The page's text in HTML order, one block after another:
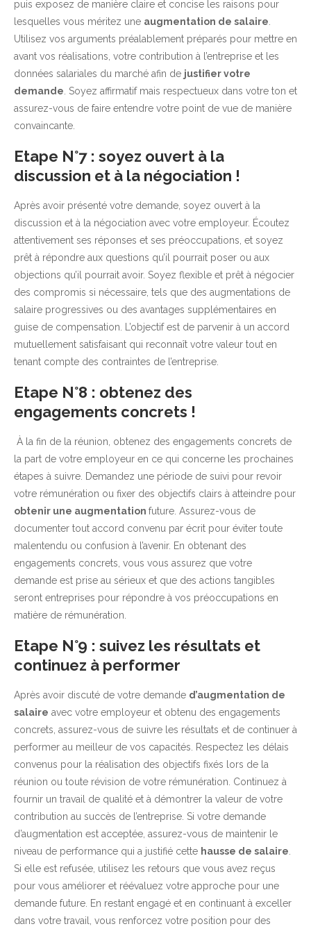
puis exposez de manière claire et concise les raisons pour
lesquelles vous méritez une augmentation de salaire
Utilisez vos arguments préalablement préparés pour mettre en
avant vos réalisations, votre contribution à l’entreprise et les
données salariales du marché afin de justifier votre
demande . Soyez affirmatif mais respectueux dans votre ton et
assurez-vous de faire entendre votre point de vue de manière
convaincante.
Etape N°7 : soyez ouvert à la
discussion et à la négociation !
Après avoir présenté votre demande, soyez ouvert à la
discussion et à la négociation avec votre employeur. Écoutez
attentivement ses réponses et ses préoccupations, et soyez
prêt à répondre aux questions qu’il pourrait poser ou aux
objections qu’il pourrait avoir. Soyez flexible et prêt à négocier
des compromis si nécessaire, tels que des augmentations de
salaire progressives ou des avantages supplémentaires en
guise de compensation. L’objectif est de parvenir à un accord
mutuellement satisfaisant qui reconnaît votre valeur tout en
tenant compte des contraintes de l’entreprise.
Etape N°8 : obtenez des
engagements concrets !
À la fin de la réunion, obtenez des engagements concrets de
la part de votre employeur en ce qui concerne les prochaines
étapes à suivre. Demandez une période de suivi pour revoir
votre rémunération ou fixer des objectifs clairs à atteindre pour
obtenir une augmentation future. Assurez-vous de
documenter tout accord convenu par écrit pour éviter toute
malentendu ou confusion à l’avenir. En obtenant des
engagements concrets, vous vous assurez que votre
demande est prise au sérieux et que des actions tangibles
seront entreprises pour répondre à vos préoccupations en
matière de rémunération.
Etape N°9 : suivez les résultats et
continuez à performer
Après avoir discuté de votre demande d’augmentation de
salaire avec votre employeur et obtenu des engagements
concrets, assurez-vous de suivre les résultats et de continuer à
performer au meilleur de vos capacités. Respectez les délais
convenus pour la réalisation des objectifs fixés lors de la
réunion ou toute révision de votre rémunération. Continuez à
fournir un travail de qualité et à démontrer la valeur de votre
contribution au succès de l’entreprise. Si votre demande
d’augmentation est acceptée, assurez-vous de maintenir le
niveau de performance qui a justifié cette hausse de salaire
Si elle est refusée, utilisez les retours que vous avez reçus
pour vous améliorer et réévaluez votre approche pour une
demande future. En restant engagé et en continuant à exceller
dans votre travail, vous renforcez votre position pour des